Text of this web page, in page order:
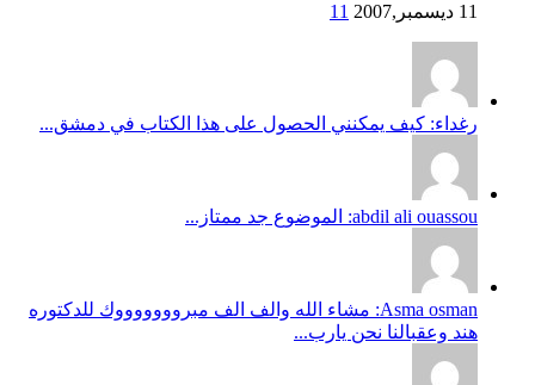
11 ديسمبر,2007 11
رغداء: كيف يمكنني الحصول على هذا الكتاب في دمشق...
abdil ali ouassou: الموضوع جد ممتاز...
Asma osman: مشاء الله والف الف مبروووووووك للدكتوره
هند وعقبالنا نحن يارب...